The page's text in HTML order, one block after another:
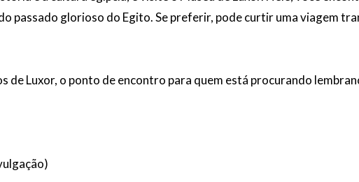
passado glorioso do Egito. Se preferir, pode curtir uma viagem
de Luxor, o ponto de encontro para quem está procurando